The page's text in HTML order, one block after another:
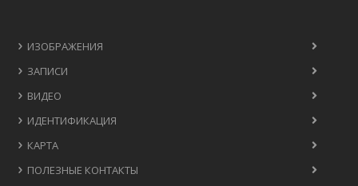
ИЗОБРАЖЕНИЯ
ЗАПИСИ
ВИДЕО
ИДЕНТИФИКАЦИЯ
КАРТА
ПОЛЕЗНЫЕ КОНТАКТЫ